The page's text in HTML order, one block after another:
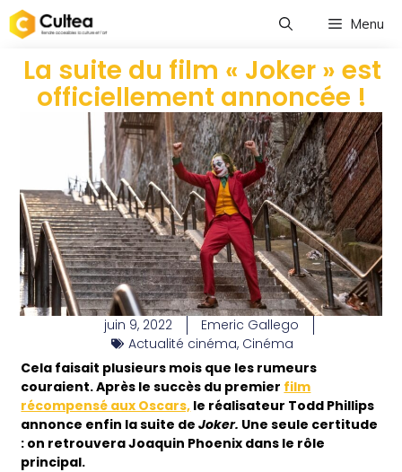
Menu
La suite du film « Joker » est
officiellement annoncée !
juin 9, 2022
Emeric Gallego
Actualité cinéma, Cinéma
Cela faisait plusieurs mois que les rumeurs
couraient. Après le succès du premier film
récompensé aux Oscars, le réalisateur Todd Phillips
annonce enfin la suite deJoker. Une seule certitude
: on retrouvera Joaquin Phoenix dans le rôle
principal.